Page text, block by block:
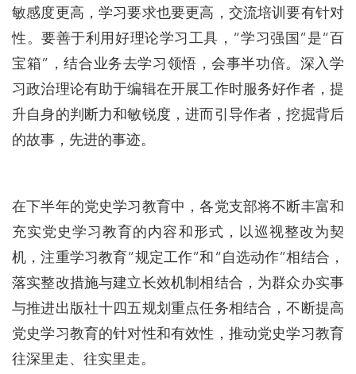
敏感度更高，学习要求也要更高，交流培训要有针对
性。要善于利用好理论学习工具，“学习强国”是“百
宝箱”，结合业务去学习领悟，会事半功倍。深入学
习政治理论有助于编辑在开展工作时服务好作者，提
升自身的判断力和敏锐度，进而引导作者，挖掘背后
的故事，先进的事迹。
在下半年的党史学习教育中，各党支部将不断丰富和
充实党史学习教育的内容和形式，以巡视整改为契
机，注重学习教育“规定工作”和“自选动作”相结合，
落实整改措施与建立长效机制相结合，为群众办实事
与推进出版社十四五规划重点任务相结合，不断提高
党史学习教育的针对性和有效性，推动党史学习教育
往深里走、往实里走。